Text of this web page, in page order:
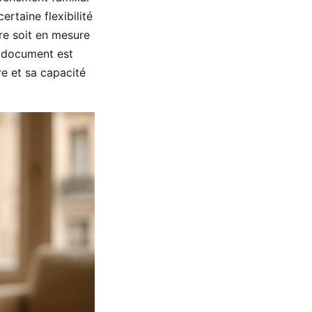
flexibilité
soit en mesure
est
et sa capacité